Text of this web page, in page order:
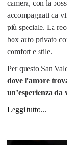
camera, con la
accompagnati da
più speciale. La
box auto privato
comfort e stile.
Per questo San
dove l’amore
un’esperienza
Leggi tutto...